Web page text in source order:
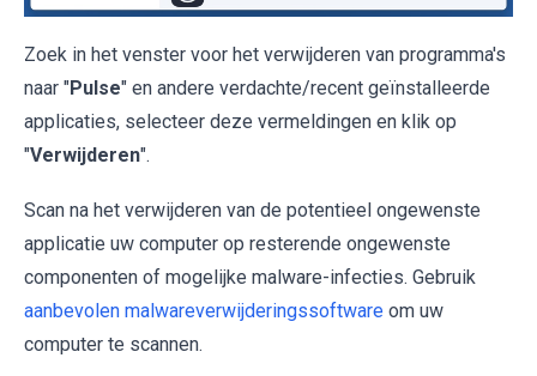
Zoek in het venster voor het verwijderen van programma's
naar "Pulse" en andere verdachte/recent geïnstalleerde
applicaties, selecteer deze vermeldingen en klik op
"Verwijderen".
Scan na het verwijderen van de potentieel ongewenste
applicatie uw computer op resterende ongewenste
componenten of mogelijke malware-infecties. Gebruik
aanbevolen malwareverwijderingssoftware om uw
computer te scannen.